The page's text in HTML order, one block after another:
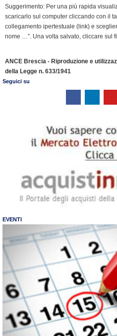
l
Suggerimento: Per una più rapida
scaricarlo sul computer cliccando con il
collegamento ipertestuale (link) e
nome …”. Una volta salvato, cliccare sul
ANCE Brescia - Riproduzione e
della Legge n. 633/1941
Seguici su
EVENTI